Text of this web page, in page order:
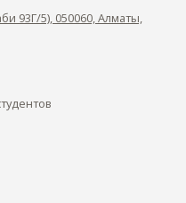
93Г/5), 050060, Алматы,